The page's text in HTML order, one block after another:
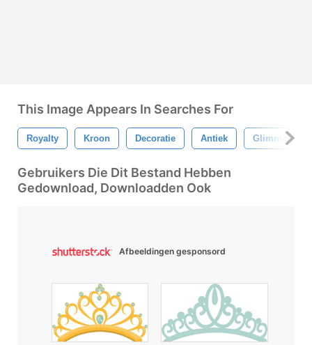
This Image Appears In Searches For
Royalty Kroon Decoratie Antiek Glimmend
Gebruikers Die Dit Bestand Hebben
Gedownload, Downloadden Ook
Afbeeldingen gesponsord